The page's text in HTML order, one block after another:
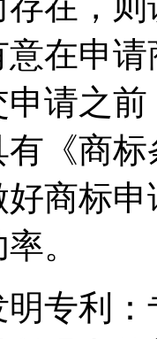
在申
请之
《商
商标
。
专利